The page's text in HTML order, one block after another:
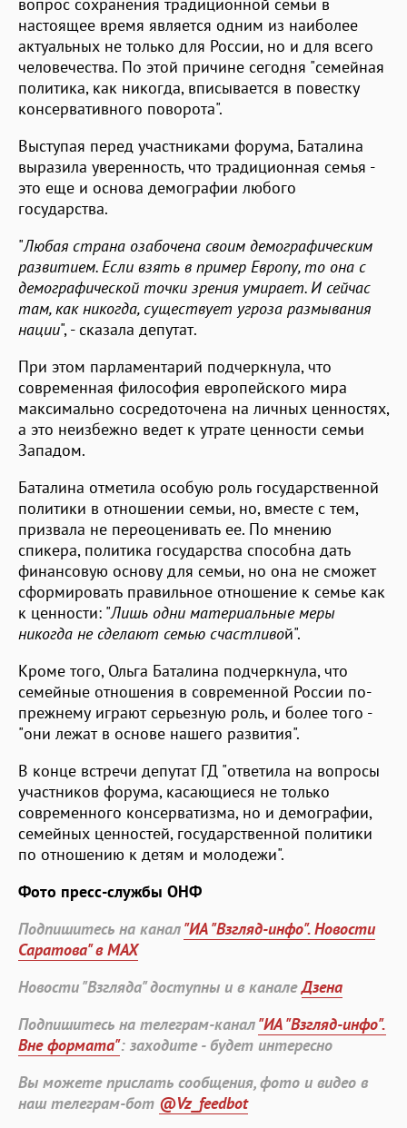
вопрос сохранения традиционной семьи в
настоящее время является одним из наиболее
актуальных не только для России, но и для всего
человечества. По этой причине сегодня "семейная
политика, как никогда, вписывается в повестку
консервативного поворота".
Выступая перед участниками форума, Баталина
выразила уверенность, что традиционная семья -
это еще и основа демографии любого
государства.
"Любая страна озабочена своим демографическим
развитием. Если взять в пример Европу, то она с
демографической точки зрения умирает. И сейчас
там, как никогда, существует угроза размывания
нации", - сказала депутат.
При этом парламентарий подчеркнула, что
современная философия европейского мира
максимально сосредоточена на личных ценностях,
а это неизбежно ведет к утрате ценности семьи
Западом.
Баталина отметила особую роль государственной
политики в отношении семьи, но, вместе с тем,
призвала не переоценивать ее. По мнению
спикера, политика государства способна дать
финансовую основу для семьи, но она не сможет
сформировать правильное отношение к семье как
к ценности: "Лишь одни материальные меры
никогда не сделают семью счастливой".
Кроме того, Ольга Баталина подчеркнула, что
семейные отношения в современной России по-
прежнему играют серьезную роль, и более того -
"они лежат в основе нашего развития".
В конце встречи депутат ГД "ответила на вопросы
участников форума, касающиеся не только
современного консерватизма, но и демографии,
семейных ценностей, государственной политики
по отношению к детям и молодежи".
Фото пресс-службы ОНФ
Подпишитесь на канал"ИА "Взгляд-инфо". Новости
Саратова" в MAX
Новости "Взгляда" доступны и в каналеДзена
Подпишитесь на телеграм-канал"ИА "Взгляд-инфо".
Вне формата": заходите - будет интересно
Вы можете прислать сообщения, фото и видео в
наш телеграм-бот @Vz_feedbot